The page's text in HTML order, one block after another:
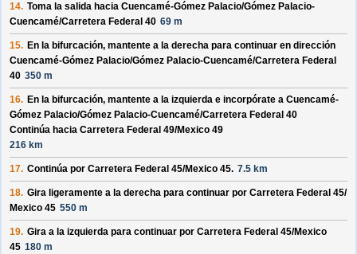
14. Toma la salida hacia Cuencamé-Gómez Palacio/Gómez Palacio-
Cuencamé/Carretera Federal 40 69 m
15. En la bifurcación, mantente a la derecha para continuar en dirección
Cuencamé-Gómez Palacio/Gómez Palacio-Cuencamé/Carretera Federal
40 350 m
16. En la bifurcación, mantente a la izquierda e incorpórate a Cuencamé-
Gómez Palacio/Gómez Palacio-Cuencamé/Carretera Federal 40
Continúa hacia Carretera Federal 49/Mexico 49
216 km
17. Continúa por Carretera Federal 45/Mexico 45. 7.5 km
18. Gira ligeramente a la derecha para continuar por Carretera Federal 45/
Mexico 45 550 m
19. Gira a la izquierda para continuar por Carretera Federal 45/Mexico
45 180 m